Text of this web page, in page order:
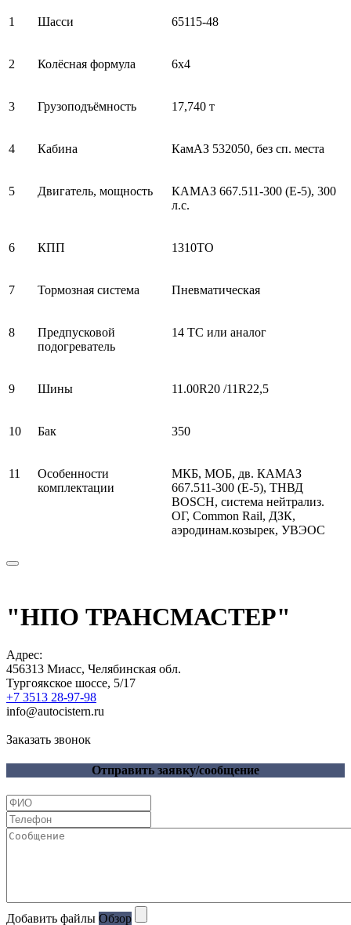
1 Шасси 65115-48
2 Колёсная формула 6х4
3 Грузоподъёмность 17,740 т
4 Кабина КамАЗ 532050, без сп. места
5 Двигатель, мощность
КАМАЗ 667.511-300 (Е-5), 300
л.с.
6 КПП 1310ТО
7 Тормозная система Пневматическая
8
Предпусковой
подогреватель
14 ТС или аналог
9 Шины 11.00R20 /11R22,5
10 Бак 350
11
Особенности
комплектации
МКБ, МОБ, дв. КАМАЗ
667.511-300 (Е-5), ТНВД
BOSCH, система нейтрализ.
ОГ, Common Rail, ДЗК,
аэродинам.козырек, УВЭОС
"НПО ТРАНСМАСТЕР"
Адрес:
456313 Миасс, Челябинская обл.
Тургоякское шоссе, 5/17
+7 3513 28-97-98
info@autocistern.ru
Заказать звонок
Отправить заявку/сообщение
Добавить файлы Обзор